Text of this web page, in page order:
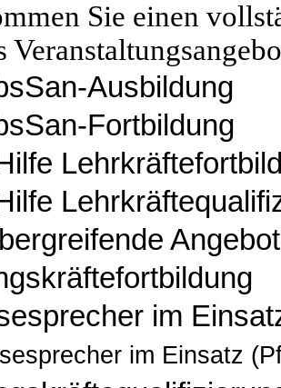
Sie einen
Ausbildung
Fortbildung
im
im Einsatz